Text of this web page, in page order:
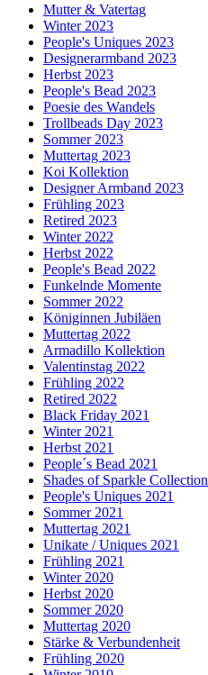
Mutter & Vatertag
Winter 2023
People's Uniques 2023
Designerarmband 2023
Herbst 2023
People's Bead 2023
Poesie des Wandels
Trollbeads Day 2023
Sommer 2023
Muttertag 2023
Koi Kollektion
Designer Armband 2023
Frühling 2023
Retired 2023
Winter 2022
Herbst 2022
People's Bead 2022
Funkelnde Momente
Sommer 2022
Königinnen Jubiläen
Muttertag 2022
Armadillo Kollektion
Valentinstag 2022
Frühling 2022
Retired 2022
Black Friday 2021
Winter 2021
Herbst 2021
People´s Bead 2021
Shades of Sparkle Collection
People's Uniques 2021
Sommer 2021
Muttertag 2021
Unikate / Uniques 2021
Frühling 2021
Winter 2020
Herbst 2020
Sommer 2020
Muttertag 2020
Stärke & Verbundenheit
Frühling 2020